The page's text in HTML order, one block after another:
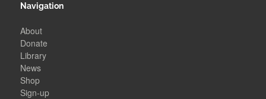
Navigation
About
Donate
Library
News
Shop
Sign-up